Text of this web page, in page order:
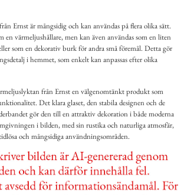
Ernst är mångsidig och kan användas på flera olika sätt.
värmeljushållare, men kan även användas som en liten
som en dekorativ burk för andra små föremål. Detta gör
i hemmet, som enkelt kan anpassas efter olika
från Ernst en välgenomtänkt produkt som
Det klara glaset, den stabila designen och de
gör den till en attraktiv dekoration i både moderna
i bilden, med sin rustika och naturliga atmosfär,
och mångsidiga användningsområden.